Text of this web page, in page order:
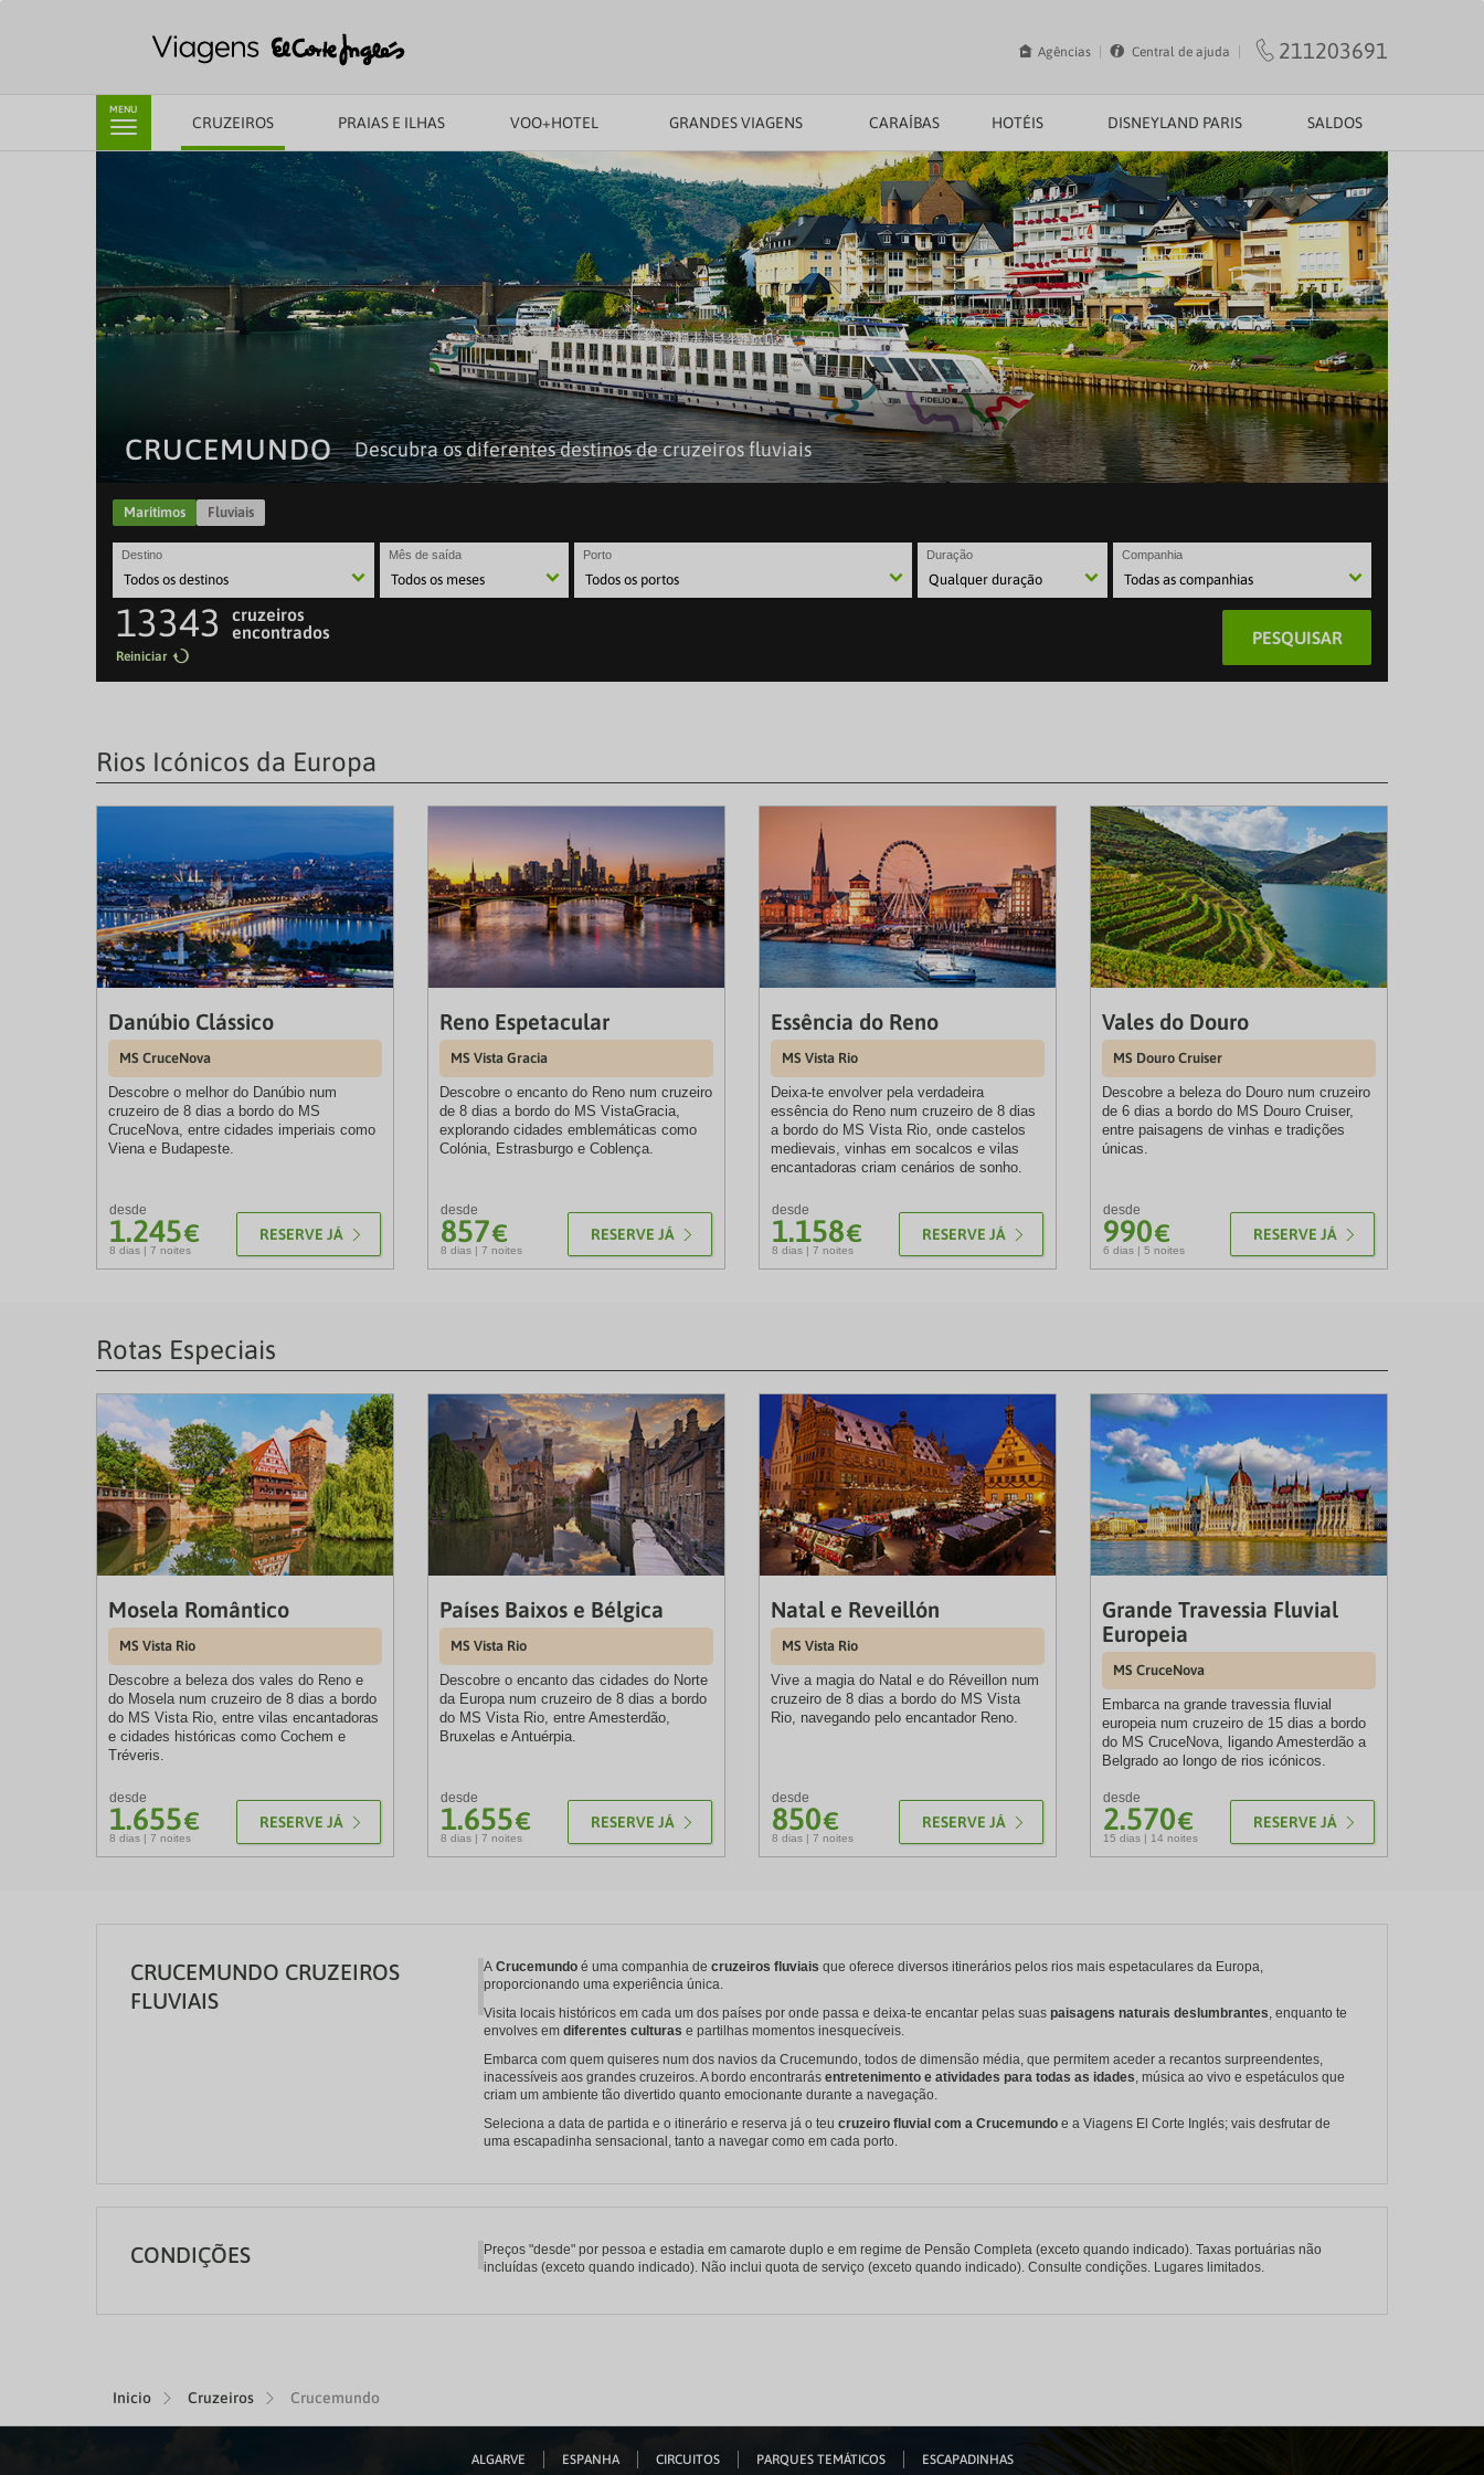
211203691
Agências Central de ajuda
MENU
CRUZEIROS PRAIAS E ILHAS VOO+HOTEL GRANDES VIAGENS CARAÍBAS HOTÉIS DISNEYLAND PARIS SALDOS
Inicio Cruzeiros Crucemundo
CRUCEMUNDO Descubra os diferentes destinos de cruzeiros fluviais
Marítimos Fluviais
Destino Mês de saída Porto Duração Companhia
13343
cruzeiros
encontrados
Reiniciar
PESQUISAR
Rios Icónicos da Europa
Danúbio Clássico
MS CruceNova
Descobre o melhor do Danúbio num
cruzeiro de 8 dias a bordo do MS
CruceNova, entre cidades imperiais como
Viena e Budapeste.
desde
1.245€
8 dias | 7 noites
RESERVE JÁ
Reno Espetacular
MS Vista Gracia
Descobre o encanto do Reno num cruzeiro
de 8 dias a bordo do MS VistaGracia,
explorando cidades emblemáticas como
Colónia, Estrasburgo e Coblença.
desde
857€
8 dias | 7 noites
RESERVE JÁ
Essência do Reno
MS Vista Rio
Deixa-te envolver pela verdadeira
essência do Reno num cruzeiro de 8 dias
a bordo do MS Vista Rio, onde castelos
medievais, vinhas em socalcos e vilas
encantadoras criam cenários de sonho.
desde
1.158€
8 dias | 7 noites
RESERVE JÁ
Vales do Douro
MS Douro Cruiser
Descobre a beleza do Douro num cruzeiro
de 6 dias a bordo do MS Douro Cruiser,
entre paisagens de vinhas e tradições
únicas.
desde
990€
6 dias | 5 noites
RESERVE JÁ
Rotas Especiais
Mosela Romântico
MS Vista Rio
Descobre a beleza dos vales do Reno e
do Mosela num cruzeiro de 8 dias a bordo
do MS Vista Rio, entre vilas encantadoras
e cidades históricas como Cochem e
Tréveris.
desde
1.655€
8 dias | 7 noites
RESERVE JÁ
Países Baixos e Bélgica
MS Vista Rio
Descobre o encanto das cidades do Norte
da Europa num cruzeiro de 8 dias a bordo
do MS Vista Rio, entre Amesterdão,
Bruxelas e Antuérpia.
desde
1.655€
8 dias | 7 noites
RESERVE JÁ
Natal e Reveillón
MS Vista Rio
Vive a magia do Natal e do Réveillon num
cruzeiro de 8 dias a bordo do MS Vista
Rio, navegando pelo encantador Reno.
desde
850€
8 dias | 7 noites
RESERVE JÁ
Grande Travessia Fluvial
Europeia
MS CruceNova
Embarca na grande travessia fluvial
europeia num cruzeiro de 15 dias a bordo
do MS CruceNova, ligando Amesterdão a
Belgrado ao longo de rios icónicos.
desde
2.570€
15 dias | 14 noites
RESERVE JÁ
CRUCEMUNDO CRUZEIROS
FLUVIAIS
A Crucemundo é uma companhia de cruzeiros fluviais que oferece diversos itinerários pelos rios mais espetaculares da Europa,
proporcionando uma experiência única.
Visita locais históricos em cada um dos países por onde passa e deixa-te encantar pelas suas paisagens naturais deslumbrantes, enquanto te
envolves em diferentes culturas e partilhas momentos inesquecíveis.
Embarca com quem quiseres num dos navios da Crucemundo, todos de dimensão média, que permitem aceder a recantos surpreendentes,
inacessíveis aos grandes cruzeiros. A bordo encontrarás entretenimento e atividades para todas as idades, música ao vivo e espetáculos que
criam um ambiente tão divertido quanto emocionante durante a navegação.
Seleciona a data de partida e o itinerário e reserva já o teu cruzeiro fluvial com a Crucemundo e a Viagens El Corte Inglés; vais desfrutar de
uma escapadinha sensacional, tanto a navegar como em cada porto.
CONDIÇÕES
Preços "desde" por pessoa e estadia em camarote duplo e em regime de Pensão Completa (exceto quando indicado). Taxas portuárias não
incluídas (exceto quando indicado). Não inclui quota de serviço (exceto quando indicado). Consulte condições. Lugares limitados.
ALGARVE ESPANHA CIRCUITOS PARQUES TEMÁTICOS ESCAPADINHAS